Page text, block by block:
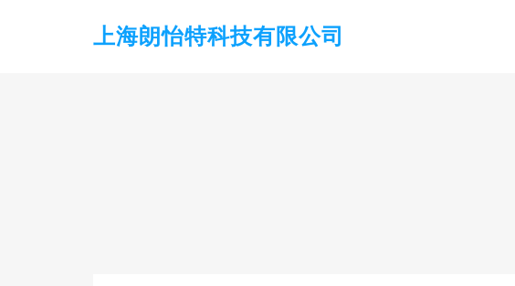
上海朗怡特科技有限公司